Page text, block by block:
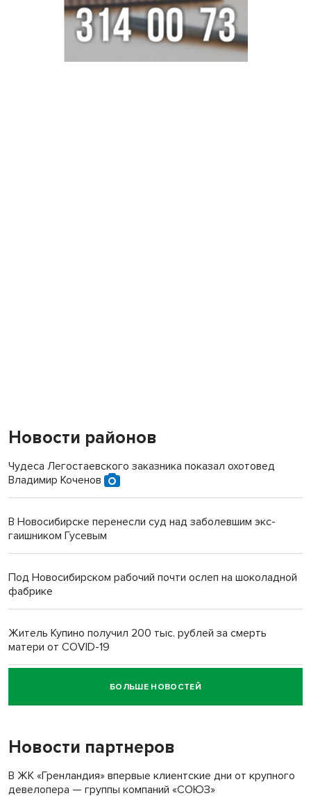
Новости районов
Чудеса Легостаевского заказника показал охотовед
Владимир Коченов
В Новосибирске перенесли суд над заболевшим экс-
гаишником Гусевым
Под Новосибирском рабочий почти ослеп на шоколадной
фабрике
Житель Купино получил 200 тыс. рублей за смерть
матери от COVID-19
Новосибирский суд наказал водителя за смерть
пенсионерки на вокзале
БОЛЬШЕ НОВОСТЕЙ
Новости партнеров
В ЖК «Гренландия» впервые клиентские дни от крупного
девелопера — группы компаний «СОЮЗ»